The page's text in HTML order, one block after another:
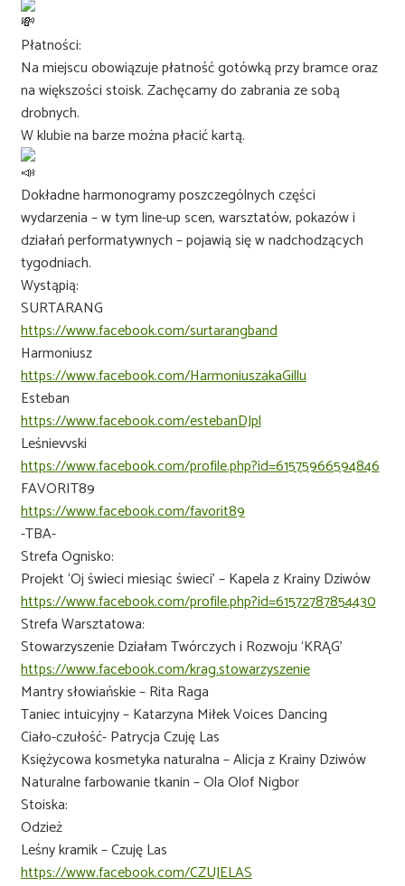
Płatności:
Na miejscu obowiązuje płatność gotówką przy bramce oraz
na większości stoisk. Zachęcamy do zabrania ze sobą
drobnych.
W klubie na barze można płacić kartą.
Dokładne harmonogramy poszczególnych części
wydarzenia – w tym line-up scen, warsztatów, pokazów i
działań performatywnych – pojawią się w nadchodzących
tygodniach.
Wystąpią:
SURTARANG
https://www.facebook.com/surtarangband
Harmoniusz
https://www.facebook.com/HarmoniuszakaGillu
Esteban
https://www.facebook.com/estebanDJpl
Leśnievvski
https://www.facebook.com/profile.php?id=61575966594846
FAVORIT89
https://www.facebook.com/favorit89
-TBA-
Strefa Ognisko:
Projekt ‘Oj świeci miesiąc świeci’ – Kapela z Krainy Dziwów
https://www.facebook.com/profile.php?id=61572787854430
Strefa Warsztatowa:
Stowarzyszenie Działam Twórczych i Rozwoju ‘KRĄG’
https://www.facebook.com/krag.stowarzyszenie
Mantry słowiańskie – Rita Raga
Taniec intuicyjny – Katarzyna Miłek Voices Dancing
Ciało-czułość- Patrycja Czuję Las
Księżycowa kosmetyka naturalna – Alicja z Krainy Dziwów
Naturalne farbowanie tkanin – Ola Olof Nigbor
Stoiska:
Odzież
Leśny kramik – Czuję Las
https://www.facebook.com/CZUJELAS